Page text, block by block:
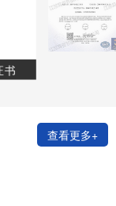
书
查看更多+